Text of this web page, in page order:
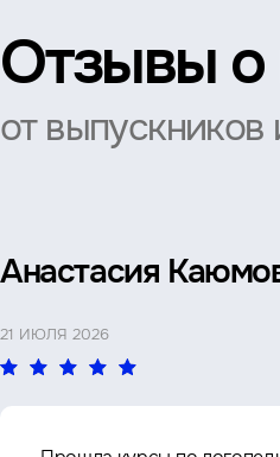
Отзывы о
от выпускников
Анастасия
21 ИЮЛЯ 2026